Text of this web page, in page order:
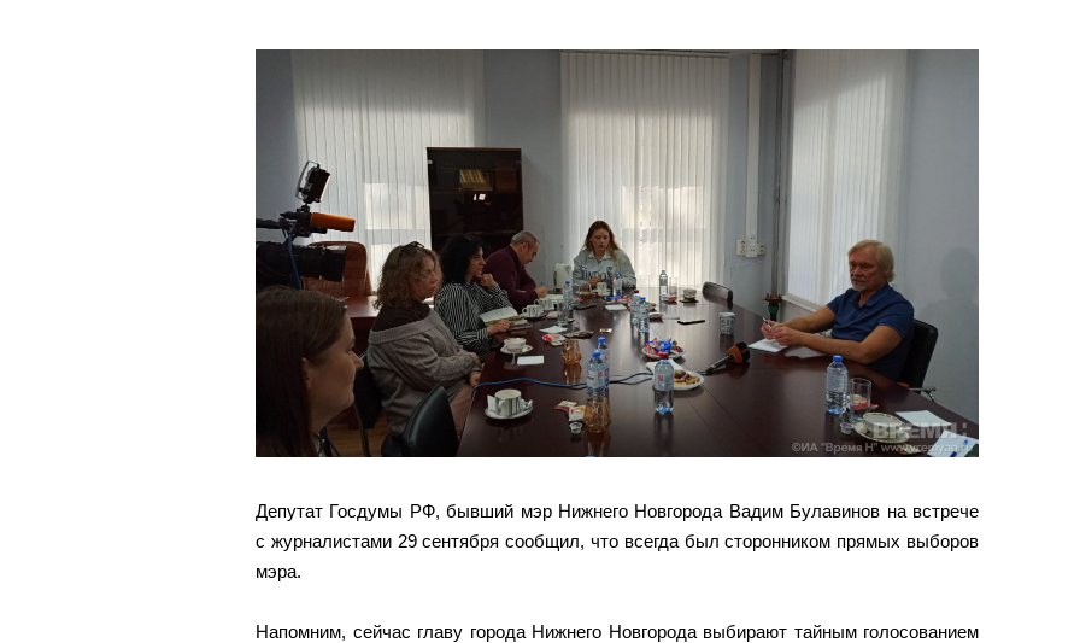
Депутат Госдумы РФ, бывший мэр Нижнего Новгорода Вадим Булавинов на встрече
с журналистами 29 сентября сообщил, что всегда был сторонником прямых выборов
мэра.
Напомним, сейчас главу города Нижнего Новгорода выбирают тайным голосованием